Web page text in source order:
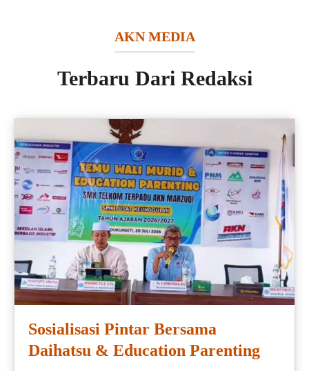
AKN MEDIA
Terbaru Dari Redaksi
Sosialisasi Pintar Bersama
Daihatsu & Education Parenting